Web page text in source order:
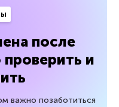
после
проверить и
важно позаботиться